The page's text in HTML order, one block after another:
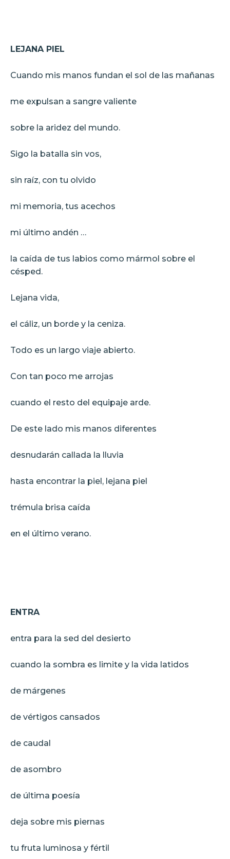
LEJANA PIEL
Cuando mis manos fundan el sol de las mañanas
me expulsan a sangre valiente
sobre la aridez del mundo.
Sigo la batalla sin vos,
sin raíz, con tu olvido
mi memoria, tus acechos
mi último andén …
la caída de tus labios como mármol sobre el
césped.
Lejana vida,
el cáliz, un borde y la ceniza.
Todo es un largo viaje abierto.
Con tan poco me arrojas
cuando el resto del equipaje arde.
De este lado mis manos diferentes
desnudarán callada la lluvia
hasta encontrar la piel, lejana piel
trémula brisa caída
en el último verano.
ENTRA
entra para la sed del desierto
cuando la sombra es limite y la vida latidos
de márgenes
de vértigos cansados
de caudal
de asombro
de última poesía
deja sobre mis piernas
tu fruta luminosa y fértil